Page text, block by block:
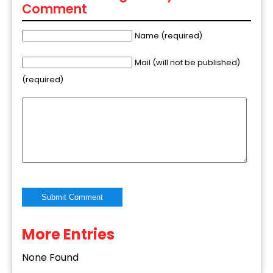
Comment
Name (required)
Mail (will not be published)
(required)
Alternative:
More Entries
None Found